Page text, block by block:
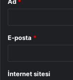
E-posta *
İnternet sitesi